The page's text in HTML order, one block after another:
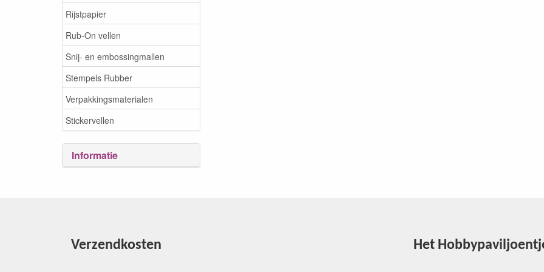
Rijstpapier
Rub-On vellen
Snij- en embossingmallen
Stempels Rubber
Verpakkingsmaterialen
Stickervellen
Informatie
Verzendkosten Het